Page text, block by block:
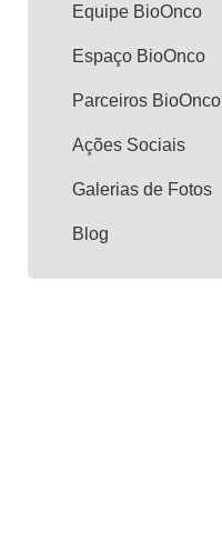
Equipe BioOnco
Espaço BioOnco
Parceiros BioOnco
Ações Sociais
Galerias de Fotos
Blog